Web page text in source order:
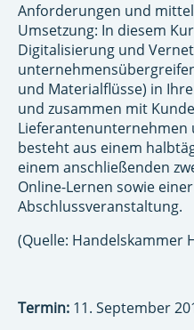
Anforderungen und
Umsetzung: In diesem
Digitalisierung und
und Materialflüsse) in
und zusammen mit
Lieferantenunternehmen
besteht aus einem
einem anschließenden
Online-Lernen sowie
Abschlussveranstaltung.
(Quelle: Handelskammer
Termin: 11. September